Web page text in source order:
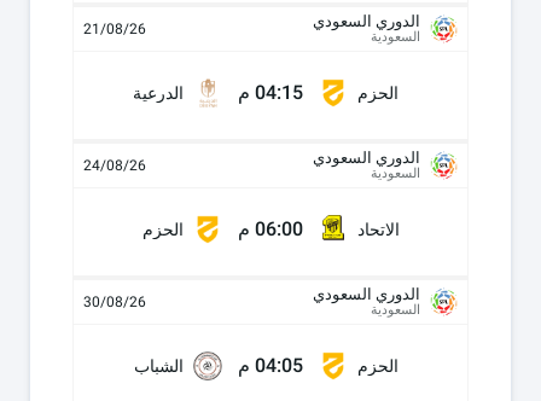
الدوري السعودي
السعودية 21/08/26
الحزم 04:15 م الدرعية
الدوري السعودي
السعودية 24/08/26
الاتحاد 06:00 م الحزم
الدوري السعودي
السعودية 30/08/26
الحزم 04:05 م الشباب